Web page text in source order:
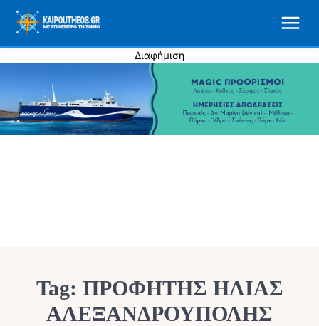
Διαφήμιση
Tag: ΠΡΟΦΗΤΗΣ ΗΛΙΑΣ
ΑΛΕΞΑΝΔΡΟΥΠΟΛΗΣ